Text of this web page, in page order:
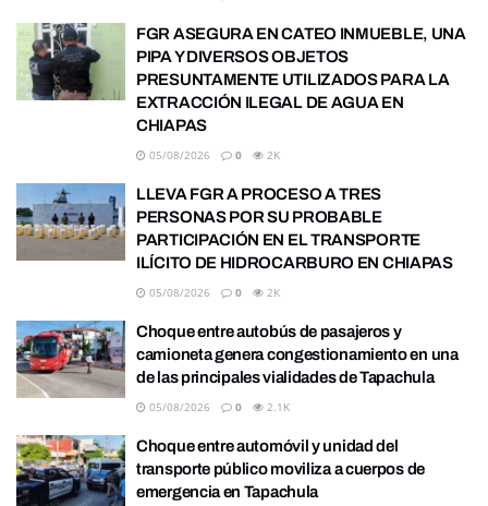
FGR ASEGURA EN CATEO INMUEBLE, UNA
PIPA Y DIVERSOS OBJETOS
PRESUNTAMENTE UTILIZADOS PARA LA
EXTRACCIÓN ILEGAL DE AGUA EN
CHIAPAS
05/08/2026 0 2K
LLEVA FGR A PROCESO A TRES
PERSONAS POR SU PROBABLE
PARTICIPACIÓN EN EL TRANSPORTE
ILÍCITO DE HIDROCARBURO EN CHIAPAS
05/08/2026 0 2K
Choque entre autobús de pasajeros y
camioneta genera congestionamiento en una
de las principales vialidades de Tapachula
05/08/2026 0 2.1K
Choque entre automóvil y unidad del
transporte público moviliza a cuerpos de
emergencia en Tapachula